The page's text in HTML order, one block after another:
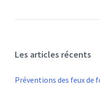
Les articles récents
Préventions des feux de